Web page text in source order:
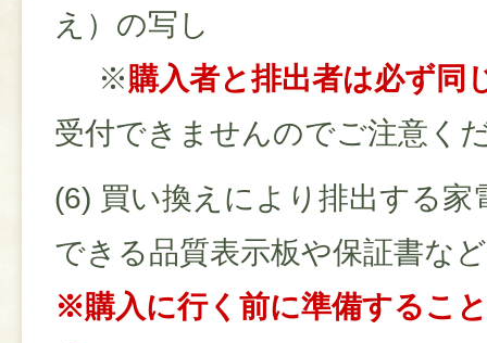
え）の写し
※購入者と排出者は必ず同
受付できませんのでご注意く
(6) 買い換えにより排出する家
できる品質表示板や保証書な
※購入に行く前に準備するこ